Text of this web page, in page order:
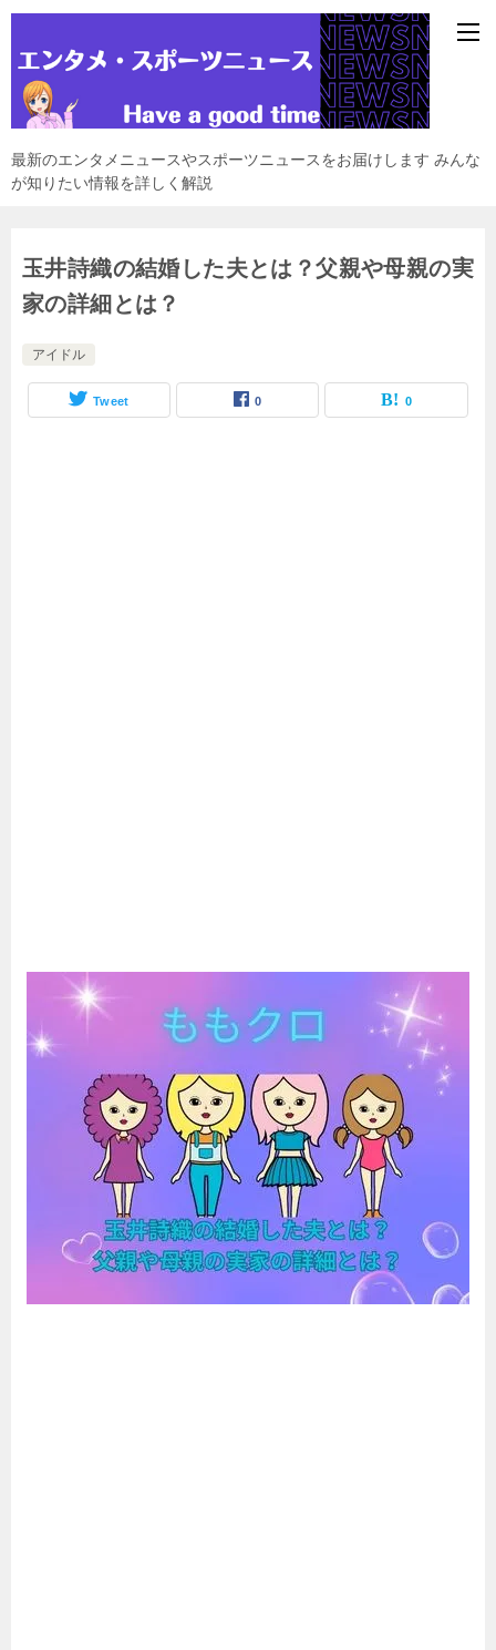
最新のエンタメニュースやスポーツニュースをお届けします みんな
が知りたい情報を詳しく解説
玉井詩織の結婚した夫とは？父親や母親の実
家の詳細とは？
アイドル
Tweet 0 0